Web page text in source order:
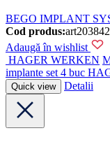
BEGO IMPLANT
Cod produs:art203842
Adaugă în wishlist
HAGER WERKEN
implante set 4 buc
Quick view Detalii